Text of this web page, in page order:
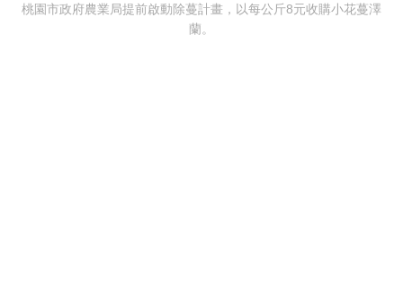
桃園市政府農業局提前啟動除蔓計畫，以每公斤8元收購小花蔓澤
蘭。